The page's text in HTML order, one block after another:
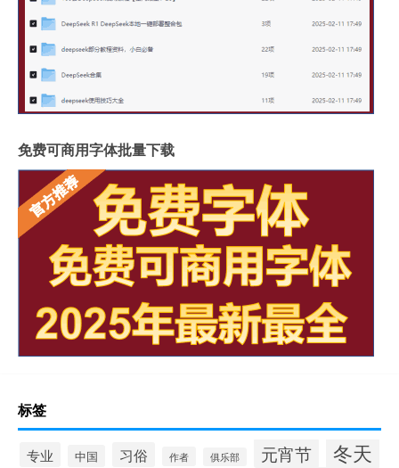
免费可商用字体批量下载
标签
专业 中国 习俗 作者 俱乐部 元宵节 冬天